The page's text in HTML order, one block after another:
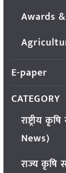
Awards
E-paper
CATEGORY
राष्ट्रीय
News)
राज्य कृषि